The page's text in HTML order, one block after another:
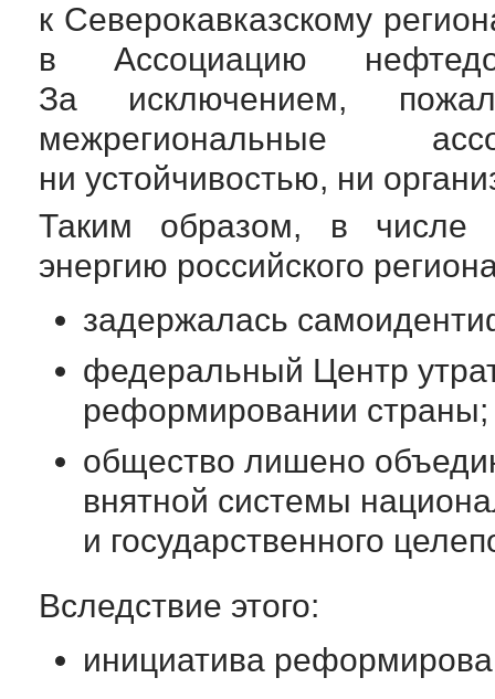
к Северокавказскому
в Ассоциацию
За исключением,
межрегиональные
ни устойчивостью, ни
Таким образом, в числе
энергию российского
задержалась
федеральный Центр
реформировании страны;
общество лишено
внятной системы
и государственного
Вследствие этого:
инициатива